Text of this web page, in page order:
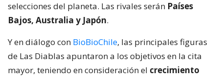
selecciones del planeta. Las rivales serán Países
Bajos, Australia y Japón.
Y en diálogo con BioBioChile, las principales figuras
de Las Diablas apuntaron a los objetivos en la cita
mayor, teniendo en consideración el crecimiento